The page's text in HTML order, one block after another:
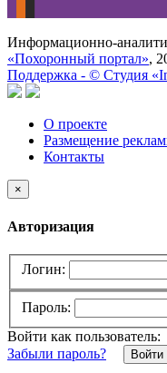
Информационно-
«Похоронный портал»,
Поддержка - © Cтудия
О проекте
Размещение
Контакты
×
Авторизация
Логин:
Пароль:
Войти как пользователь:
Забыли пароль?